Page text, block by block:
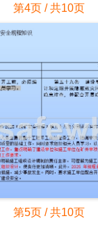
第4页 / 共10页
第5页 / 共10页